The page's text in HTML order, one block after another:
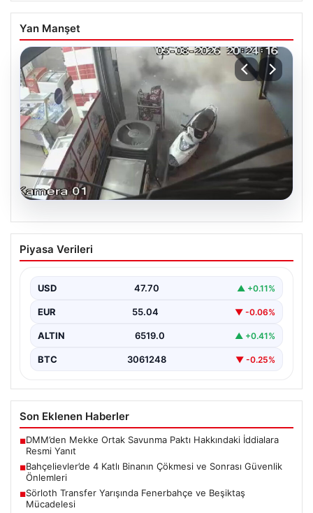
Yan Manşet
06.08.2026
Bahçelievler’de 4 Katlı Binanın Çökmesi
ve Sonrası Güvenlik Önlemleri
bölge sakinleri ve yetkilileri korkutan anlara sahne oldu.
Piyasa Verileri
USD 47.70 ▲ +0.11%
EUR 55.04 ▼ -0.06%
ALTIN 6519.0 ▲ +0.41%
BTC 3061248 ▼ -0.25%
Son Eklenen Haberler
■DMM’den Mekke Ortak Savunma Paktı Hakkındaki İddialara
Resmi Yanıt
■Bahçelievler’de 4 Katlı Binanın Çökmesi ve Sonrası Güvenlik
Önlemleri
■Sörloth Transfer Yarışında Fenerbahçe ve Beşiktaş
Mücadelesi